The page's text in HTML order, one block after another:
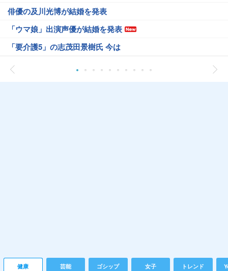
俳優の及川光博が結婚を発表
「ウマ娘」出演声優が結婚を発表
「要介護5」の志茂田景樹氏 今は
健康 芸能 ゴシップ 女子 トレンド